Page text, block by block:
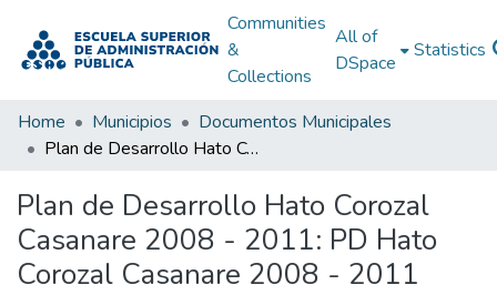
Communities
&
Collections
All of
DSpace
Statistics
Home Municipios
Documentos Municipales
Plan de Desarrollo Hato Corozal Casanare 2008 - 2011: PD Hato Corozal Casanare 2008 - 2011
Plan de Desarrollo Hato Corozal
Casanare 2008 - 2011: PD Hato
Corozal Casanare 2008 - 2011